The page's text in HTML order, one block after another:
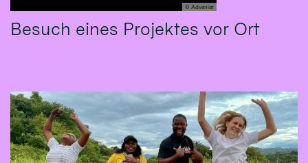
© Adveniat
Besuch eines Projektes vor Ort